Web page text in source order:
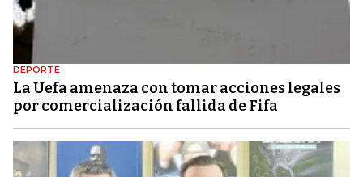
DEPORTE
La Uefa amenaza con tomar acciones legales
por comercialización fallida de Fifa